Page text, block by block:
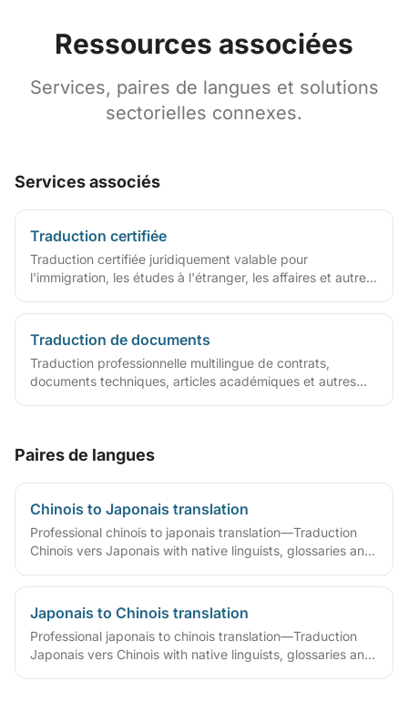
Ressources associées
Services, paires de langues et solutions
sectorielles connexes.
Services associés
Traduction certifiée
Traduction certifiée juridiquement valable pour
l'immigration, les études à l'étranger, les affaires et autres
Traduction de documents
Traduction professionnelle multilingue de contrats,
documents techniques, articles académiques et autres
Paires de langues
Chinois to Japonais translation
Professional chinois to japonais translation—Traduction
Chinois vers Japonais with native linguists, glossaries and
Japonais to Chinois translation
Professional japonais to chinois translation—Traduction
Japonais vers Chinois with native linguists, glossaries and